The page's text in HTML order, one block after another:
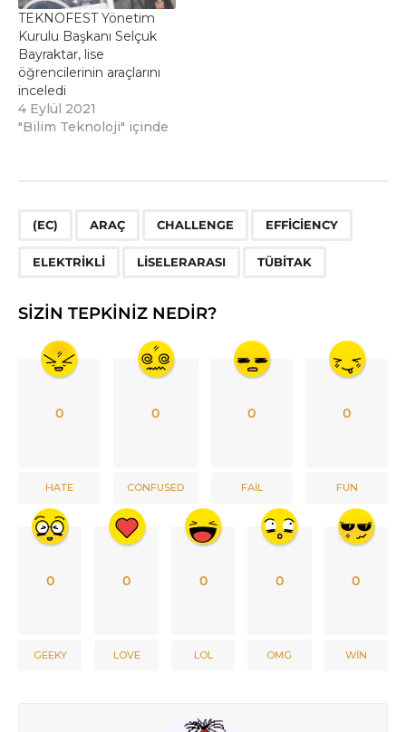
TEKNOFEST Yönetim
Kurulu Başkanı Selçuk
Bayraktar, lise
öğrencilerinin araçlarını
inceledi
4 Eylül 2021
"Bilim Teknoloji" içinde
(EC) ARAÇ CHALLENGE EFFICIENCY
ELEKTRIKLI LISELERARASI TÜBİTAK
SIZIN TEPKINIZ NEDIR?
0
HATE
0
CONFUSED
0
FAIL
0
FUN
0
GEEKY
0
LOVE
0
LOL
0
OMG
0
WIN